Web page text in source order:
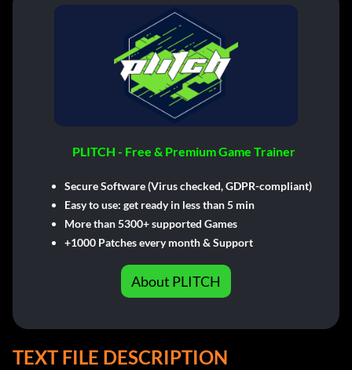
PLITCH - Free & Premium Game Trainer
Secure Software (Virus checked, GDPR-compliant)
Easy to use: get ready in less than 5 min
More than 5300+ supported Games
+1000 Patches every month & Support
About PLITCH
TEXT FILE DESCRIPTION